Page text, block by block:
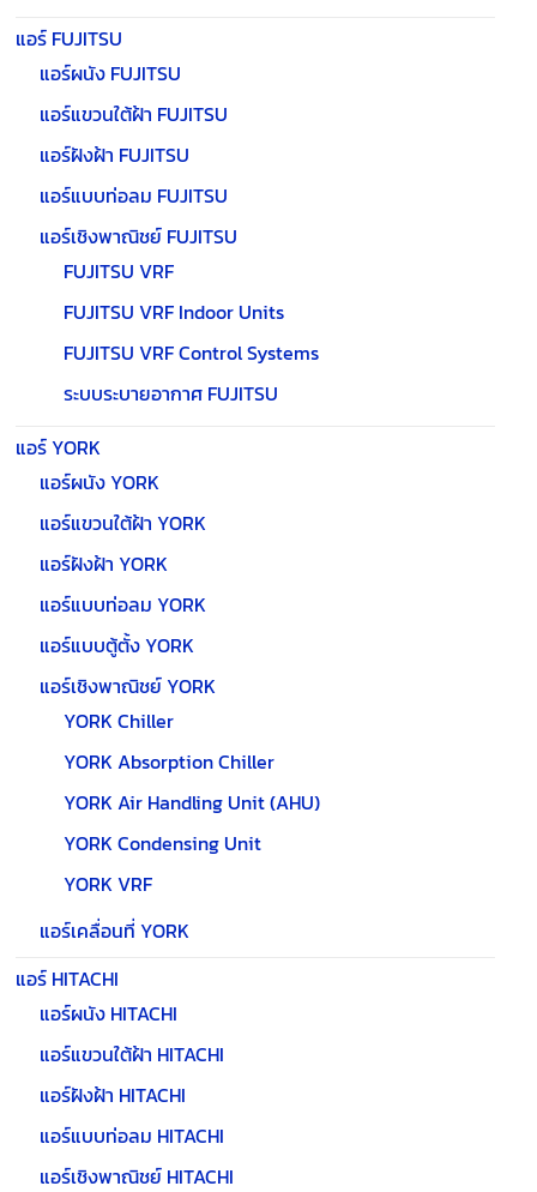
แอร์ FUJITSU
แอร์ผนัง FUJITSU
แอร์แขวนใต้ฝ้า FUJITSU
แอร์ฝังฝ้า FUJITSU
แอร์แบบท่อลม FUJITSU
แอร์เชิงพาณิชย์ FUJITSU
FUJITSU VRF
FUJITSU VRF Indoor Units
FUJITSU VRF Control Systems
ระบบระบายอากาศ FUJITSU
แอร์ YORK
แอร์ผนัง YORK
แอร์แขวนใต้ฝ้า YORK
แอร์ฝังฝ้า YORK
แอร์แบบท่อลม YORK
แอร์แบบตู้ตั้ง YORK
แอร์เชิงพาณิชย์ YORK
YORK Chiller
YORK Absorption Chiller
YORK Air Handling Unit (AHU)
YORK Condensing Unit
YORK VRF
แอร์เคลื่อนที่ YORK
แอร์ HITACHI
แอร์ผนัง HITACHI
แอร์แขวนใต้ฝ้า HITACHI
แอร์ฝังฝ้า HITACHI
แอร์แบบท่อลม HITACHI
แอร์เชิงพาณิชย์ HITACHI